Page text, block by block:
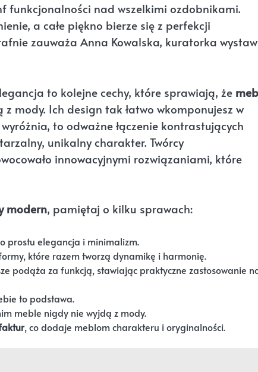
funkcjonalności nad wszelkimi ozdobnikami.
a całe piękno bierze się z perfekcji
zauważa Anna Kowalska, kuratorka wystaw
to kolejne cechy, które sprawiają, że
mody. Ich design tak łatwo wkomponujesz w
to odważne łączenie kontrastujących
unikalny charakter. Twórcy
innowacyjnymi rozwiązaniami, które
modern, pamiętaj o kilku sprawach:
prostu elegancja i minimalizm.
które razem tworzą dynamikę i harmonię.
podąża za funkcją, stawiając praktyczne zastosowanie
to podstawa.
meble nigdy nie wyjdą z mody.
, co dodaje meblom charakteru i oryginalności.